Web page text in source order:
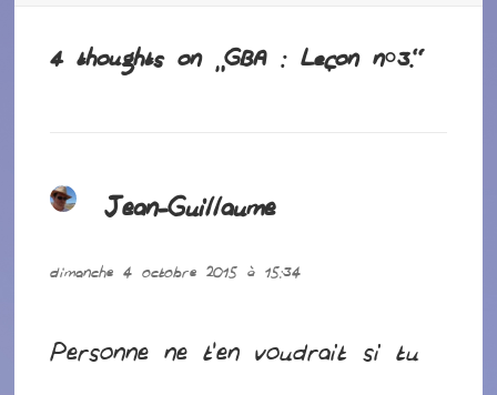
4 thoughts on “GBA : Leçon n°3.”
Jean-Guillaumedit :
dimanche 4 octobre 2015 à 15:34
Personne ne t’en voudrait si tu